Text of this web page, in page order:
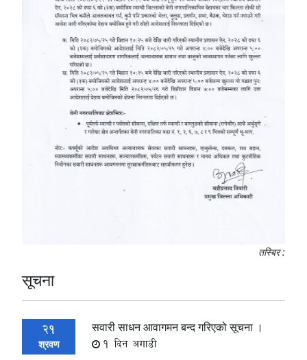
तस्बिर :
सूचना
21
श्रवण
सवारी साधन आवागमन बन्द गरिएको सूचना ।
1 दिन अगाडी